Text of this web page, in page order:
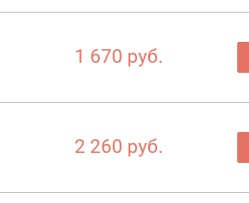
1 670 руб.
2 260 руб.